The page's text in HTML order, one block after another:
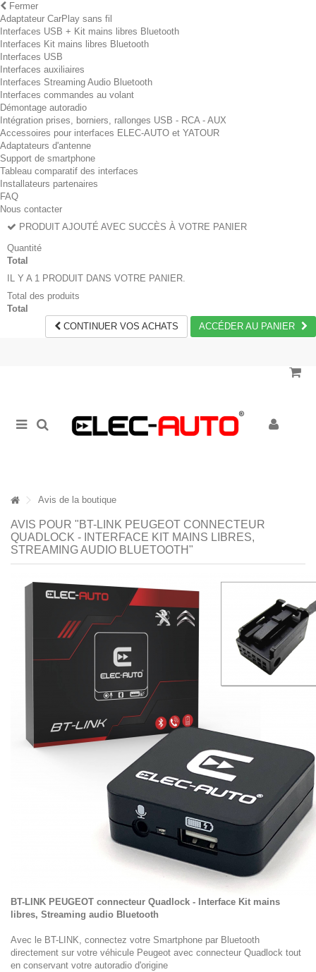
Fermer
Adaptateur CarPlay sans fil
Interfaces USB + Kit mains libres Bluetooth
Interfaces Kit mains libres Bluetooth
Interfaces USB
Interfaces auxiliaires
Interfaces Streaming Audio Bluetooth
Interfaces commandes au volant
Démontage autoradio
Intégration prises, borniers, rallonges USB - RCA - AUX
Accessoires pour interfaces ELEC-AUTO et YATOUR
Adaptateurs d'antenne
Support de smartphone
Tableau comparatif des interfaces
Installateurs partenaires
FAQ
Nous contacter
PRODUIT AJOUTÉ AVEC SUCCÈS À VOTRE PANIER
Quantité
Total
IL Y A 1 PRODUIT DANS VOTRE PANIER.
Total des produits
Total
CONTINUER VOS ACHATS
ACCÉDER AU PANIER
Avis de la boutique
AVIS POUR "BT-LINK PEUGEOT CONNECTEUR
QUADLOCK - INTERFACE KIT MAINS LIBRES,
STREAMING AUDIO BLUETOOTH"
BT-LINK PEUGEOT connecteur Quadlock - Interface Kit mains
libres, Streaming audio Bluetooth
Avec le BT-LINK, connectez votre Smartphone par Bluetooth
directement sur votre véhicule Peugeot avec connecteur Quadlock tout
en conservant votre autoradio d'origine